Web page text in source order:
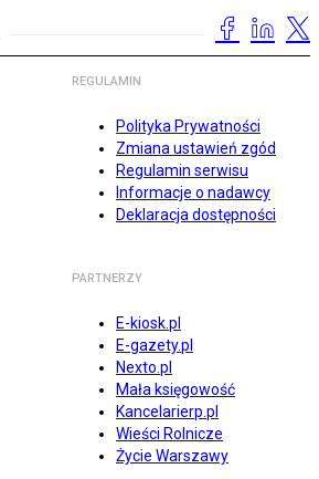
REGULAMIN
Polityka Prywatności
Zmiana ustawień zgód
Regulamin serwisu
Informacje o nadawcy
Deklaracja dostępności
PARTNERZY
E-kiosk.pl
E-gazety.pl
Nexto.pl
Mała księgowość
Kancelarierp.pl
Wieści Rolnicze
Życie Warszawy